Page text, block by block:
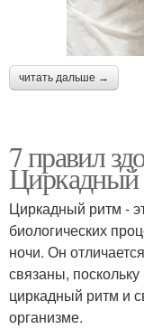
читать дальше →
7 правил
Циркадный ритм -
биологических
ночи. Он
связаны,
циркадный ритм и
организме.